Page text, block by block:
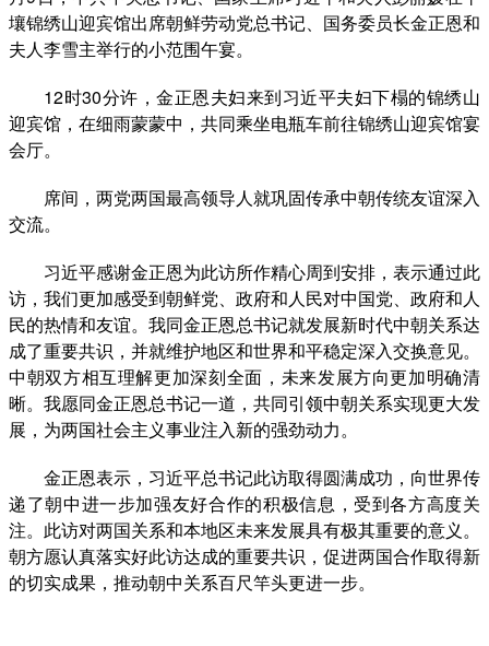
壤锦绣山迎宾馆出席朝鲜劳动党总书记、国务委员长金正恩和
夫人李雪主举行的小范围午宴。
12时30分许，金正恩夫妇来到习近平夫妇下榻的锦绣山
迎宾馆，在细雨蒙蒙中，共同乘坐电瓶车前往锦绣山迎宾馆宴
会厅。
席间，两党两国最高领导人就巩固传承中朝传统友谊深入
交流。
习近平感谢金正恩为此访所作精心周到安排，表示通过此
访，我们更加感受到朝鲜党、政府和人民对中国党、政府和人
民的热情和友谊。我同金正恩总书记就发展新时代中朝关系达
成了重要共识，并就维护地区和世界和平稳定深入交换意见。
中朝双方相互理解更加深刻全面，未来发展方向更加明确清
晰。我愿同金正恩总书记一道，共同引领中朝关系实现更大发
展，为两国社会主义事业注入新的强劲动力。
金正恩表示，习近平总书记此访取得圆满成功，向世界传
递了朝中进一步加强友好合作的积极信息，受到各方高度关
注。此访对两国关系和本地区未来发展具有极其重要的意义。
朝方愿认真落实好此访达成的重要共识，促进两国合作取得新
的切实成果，推动朝中关系百尺竿头更进一步。